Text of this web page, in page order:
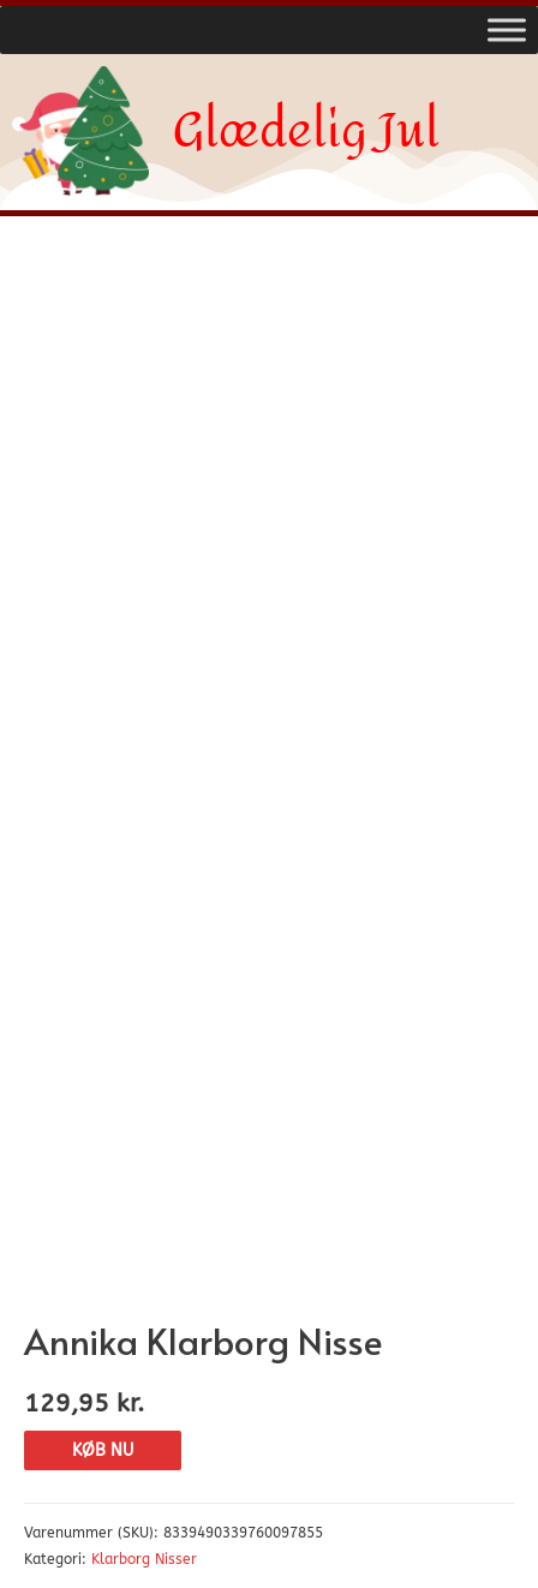
Glædelig Jul
Annika Klarborg Nisse
129,95 kr.
KØB NU
Varenummer (SKU): 8339490339760097855
Kategori: Klarborg Nisser